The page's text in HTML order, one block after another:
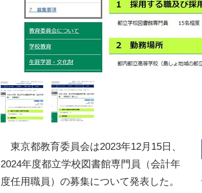
東京都教育委員会は2023年12月15日、
2024年度都立学校図書館専門員（会計年
度任用職員）の募集について発表した。